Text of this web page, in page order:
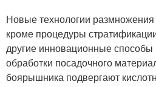
Новые технологии
кроме процедуры
другие инновационные способы
обработки посадочного
боярышника подвергают